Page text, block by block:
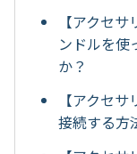
【アクセ
ンドルを使
か？
【アクセ
接続する方